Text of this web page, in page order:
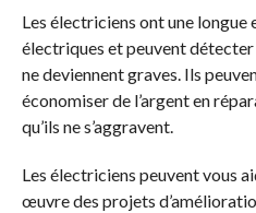
Les électriciens ont une longue
électriques et peuvent détecter
ne deviennent graves. Ils
économiser de l’argent en
qu’ils ne s’aggravent.
Les électriciens peuvent vous
œuvre des projets